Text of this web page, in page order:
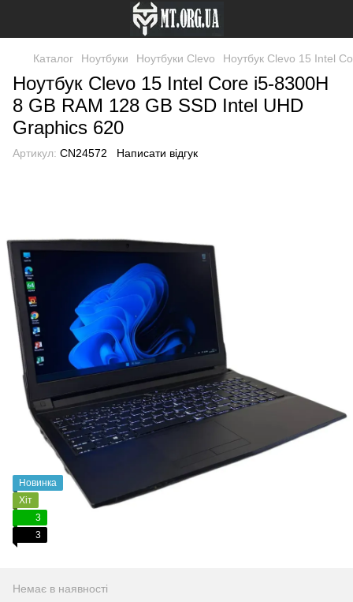
Каталог Ноутбуки Ноутбуки Clevo Ноутбук Clevo 15 Intel
Ноутбук Clevo 15 Intel Core i5-8300H
8 GB RAM 128 GB SSD Intel UHD
Graphics 620
Артикул: CN24572 Написати відгук
Новинка
Хіт
3
3
Немає в наявності